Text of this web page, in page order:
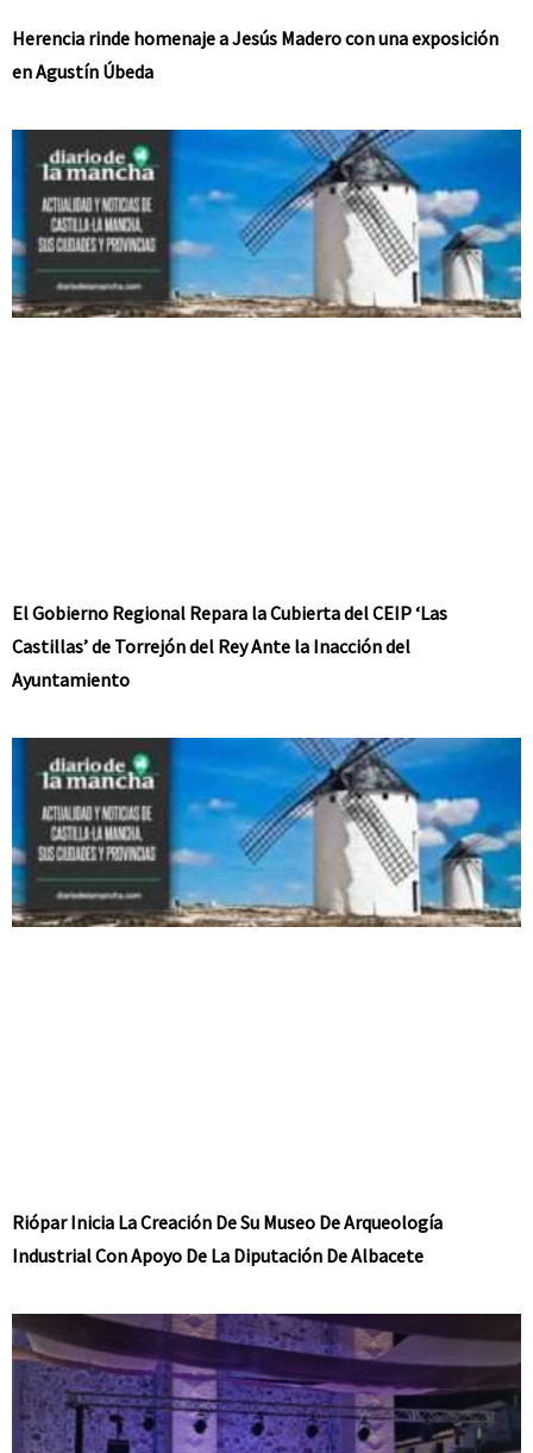
Herencia rinde homenaje a Jesús Madero con una exposición
en Agustín Úbeda
El Gobierno Regional Repara la Cubierta del CEIP ‘Las
Castillas’ de Torrejón del Rey Ante la Inacción del
Ayuntamiento
Riópar Inicia La Creación De Su Museo De Arqueología
Industrial Con Apoyo De La Diputación De Albacete